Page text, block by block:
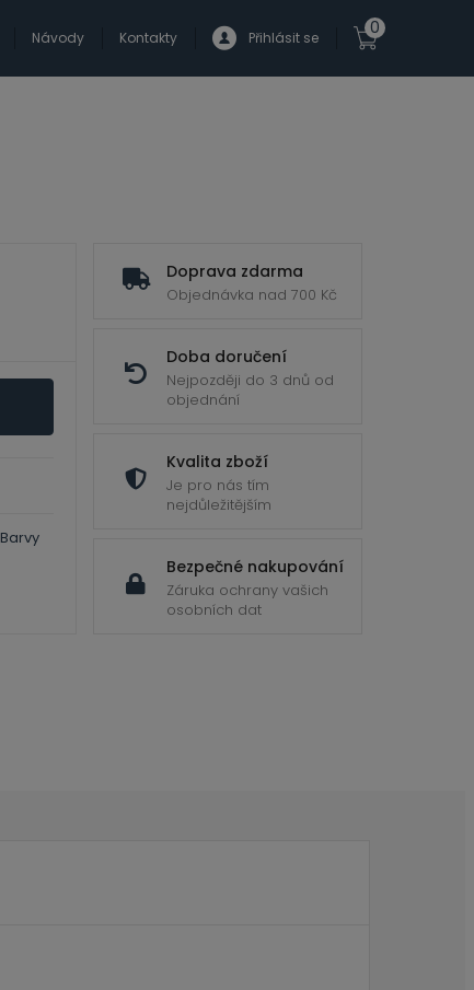
Návody Kontakty Přihlásit se 0
Doprava zdarma
Objednávka nad 700 Kč
Doba doručení
Nejpozději do 3 dnů od
objednání
Kvalita zboží
Je pro nás tím
nejdůležitějším
Bezpečné nakupování
Záruka ochrany vašich
osobních dat
Barvy